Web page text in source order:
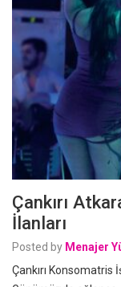
Çankırı
İlanları
Posted by Menajer
Çankırı Konsomatris